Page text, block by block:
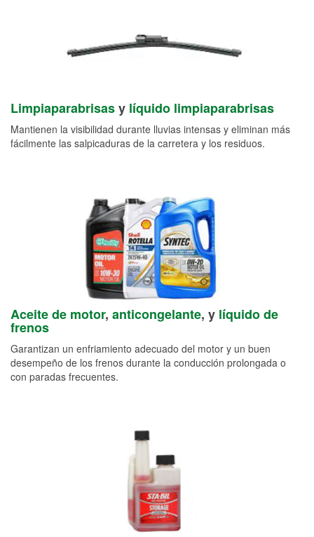
Limpiaparabrisasy líquido limpiaparabrisas
Mantienen la visibilidad durante lluvias intensas y eliminan más
fácilmente las salpicaduras de la carretera y los residuos.
Aceite de motor, anticongelante, y líquido de
frenos
Garantizan un enfriamiento adecuado del motor y un buen
desempeño de los frenos durante la conducción prolongada o
con paradas frecuentes.